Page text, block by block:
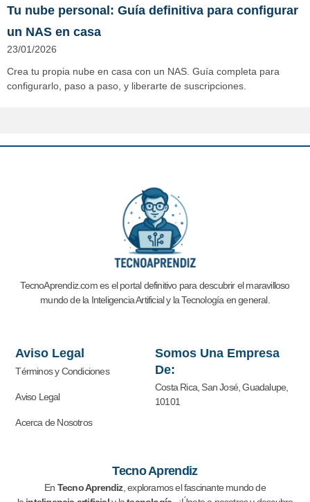
Tu nube personal: Guía definitiva para configurar
un NAS en casa
23/01/2026
Crea tu propia nube en casa con un NAS. Guía completa para
configurarlo, paso a paso, y liberarte de suscripciones.
TecnoAprendiz.com es el portal definitivo para descubrir el maravilloso
mundo de la Inteligencia Artificial y laTecnología en general.
Aviso Legal
Términos y Condiciones
Aviso Legal
Acerca de Nosotros
Somos Una Empresa
De:
Costa Rica, San José, Guadalupe,
10101
Tecno Aprendiz
En Tecno Aprendiz, exploramos el fascinante mundo de